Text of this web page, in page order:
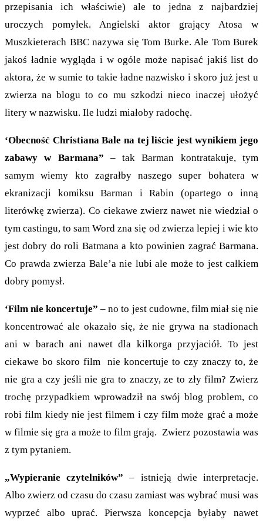
przepisania ich właściwie) ale to jedna z najbardziej
uroczych pomyłek. Angielski aktor grający Atosa w
Muszkieterach BBC nazywa się Tom Burke. Ale Tom Burek
jakoś ładnie wygląda i w ogóle może napisać jakiś list do
aktora, że w sumie to takie ładne nazwisko i skoro już jest u
zwierza na blogu to co mu szkodzi nieco inaczej ułożyć
litery w nazwisku. Ile ludzi miałoby radochę.
‘Obecność Christiana Bale na tej liście jest wynikiem jego
zabawy w Barmana” – tak Barman kontratakuje, tym
samym wiemy kto zagrałby naszego super bohatera w
ekranizacji komiksu Barman i Rabin (opartego o inną
literówkę zwierza). Co ciekawe zwierz nawet nie wiedział o
tym castingu, to sam Word zna się od zwierza lepiej i wie kto
jest dobry do roli Batmana a kto powinien zagrać Barmana.
Co prawda zwierza Bale’a nie lubi ale może to jest całkiem
dobry pomysł.
‘Film nie koncertuje” – no to jest cudowne, film miał się nie
koncentrować ale okazało się, że nie grywa na stadionach
ani w barach ani nawet dla kilkorga przyjaciół. To jest
ciekawe bo skoro film nie koncertuje to czy znaczy to, że
nie gra a czy jeśli nie gra to znaczy, ze to zły film? Zwierz
trochę przypadkiem wprowadził na swój blog problem, co
robi film kiedy nie jest filmem i czy film może grać a może
w filmie się gra a może to film grają. Zwierz pozostawia was
z tym pytaniem.
„Wypieranie czytelników” – istnieją dwie interpretacje.
Albo zwierz od czasu do czasu zamiast was wybrać musi was
wyprzeć albo uprać. Pierwsza koncepcja byłaby nawet